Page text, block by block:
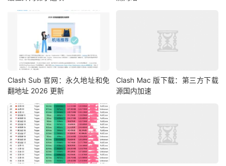
Clash Sub 官网：永久地址和免
翻地址 2026 更新
Clash Mac 版下载：第三方下载
源国内加速